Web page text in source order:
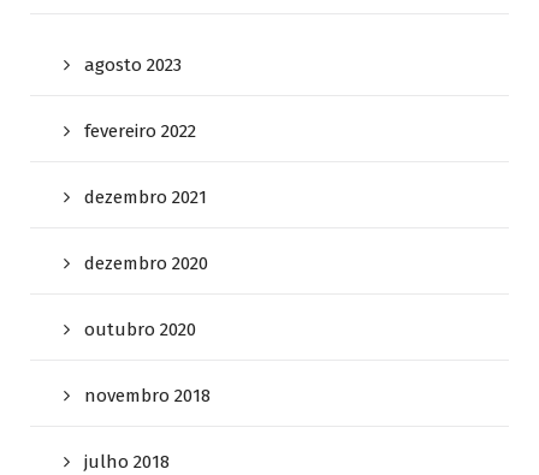
agosto 2023
fevereiro 2022
dezembro 2021
dezembro 2020
outubro 2020
novembro 2018
julho 2018